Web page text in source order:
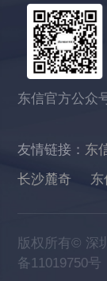
东信官方公众
友情链接： 东
长沙麓奇
东
版权所有© 深
备11019750号